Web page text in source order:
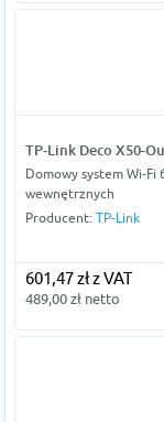
TP-Link Deco X50-
Domowy system Wi-Fi
wewnętrznych
Producent: TP-Link
601,47 zł z VAT
489,00 zł netto